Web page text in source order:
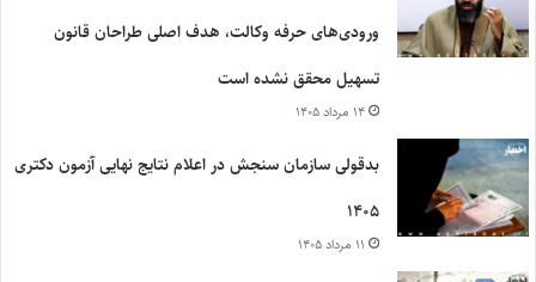
ورودی‌های حرفه وکالت، هدف اصلی طراحان قانون
تسهیل محقق نشده است
۱۴ مرداد ۱۴۰۵
بدقولی سازمان سنجش در اعلام نتایج نهایی آزمون دکتری
۱۴۰۵
۱۱ مرداد ۱۴۰۵